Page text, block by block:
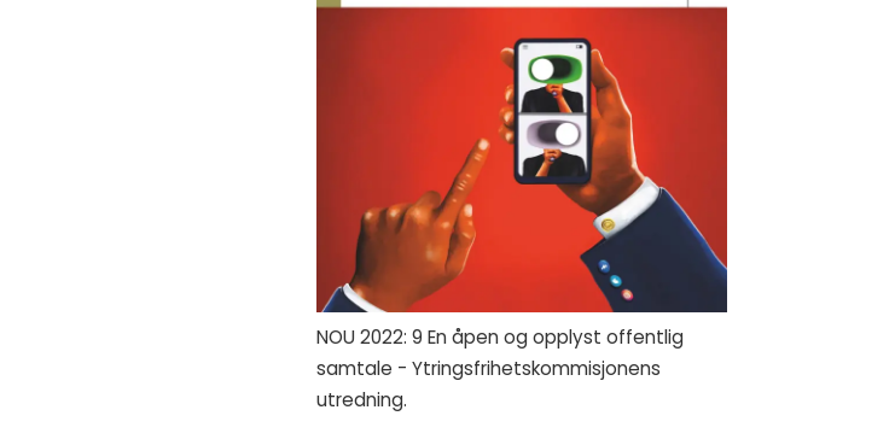
NOU 2022: 9 En åpen og opplyst offentlig
samtale - Ytringsfrihetskommisjonens
utredning.